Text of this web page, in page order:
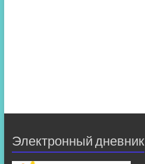
Электронный дневник